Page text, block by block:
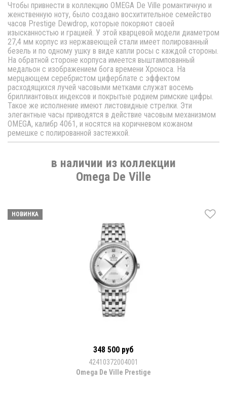
Чтобы привнести в коллекцию OMEGA De Ville романтичную и
женственную ноту, было создано восхитительное семейство
часов Prestige Dewdrop, которые покоряют своей
изысканностью и грацией. У этой кварцевой модели диаметром
27,4 мм корпус из нержавеющей стали имеет полированный
безель и по одному ушку в виде капли росы с каждой стороны.
На обратной стороне корпуса имеется выштампованный
медальон с изображением бога времени Хроноса. На
мерцающем серебристом циферблате с эффектом
расходящихся лучей часовыми метками служат восемь
бриллиантовых индексов и покрытые родием римские цифры.
Такое же исполнение имеют листовидные стрелки. Эти
элегантные часы приводятся в действие часовым механизмом
OMEGA, калибр 4061, и носятся на коричневом кожаном
ремешке с полированной застежкой.
в наличии из коллекции
Omega De Ville
НОВИНКА
348 500 руб
42410372004001
Omega De Ville Prestige